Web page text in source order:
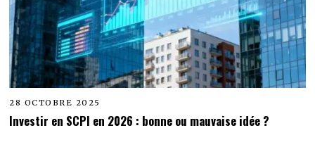
28 OCTOBRE 2025
Investir en SCPI en 2026 : bonne ou mauvaise idée ?